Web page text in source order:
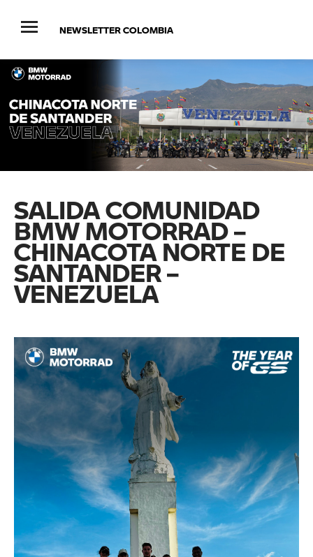
NEWSLETTER COLOMBIA
SALIDA COMUNIDAD
BMW MOTORRAD –
CHINACOTA NORTE DE
SANTANDER –
VENEZUELA